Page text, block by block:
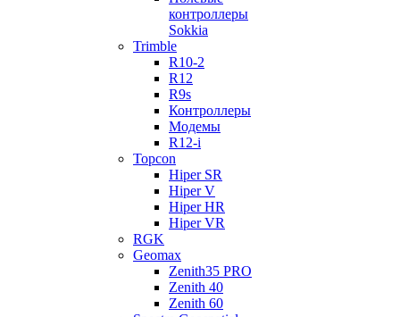
контроллеры
Sokkia
Trimble
R10-2
R12
R9s
Контроллеры
Модемы
R12-i
Topcon
Hiper SR
Hiper V
Hiper HR
Hiper VR
RGK
Geomax
Zenith35 PRO
Zenith 40
Zenith 60